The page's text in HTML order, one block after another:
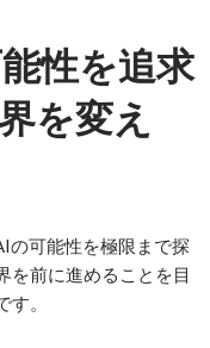
性を追求
を変え
の可能性を極限まで探
を前に進めることを目
。